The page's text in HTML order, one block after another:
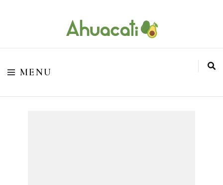
Ahuacati
O melhor da Internet em um só lugar
MENU